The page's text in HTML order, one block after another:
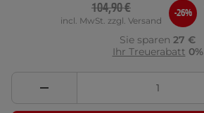
104,90 €
incl. MwSt. zzgl. Versand
-26%
Sie sparen 27 €
Ihr Treuerabatt 0%